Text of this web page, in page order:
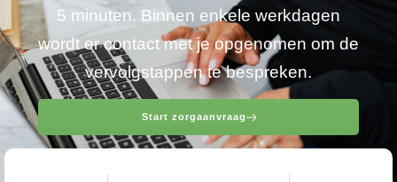
5 minuten. Binnen enkele werkdagen
wordt er contact met je opgenomen om de
vervolgstappen te bespreken.
Start zorgaanvraag